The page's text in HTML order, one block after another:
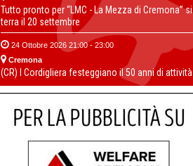
Tutto pronto per “LMC - La Mezza di Cremona” si
terra il 20 settembre
24 Ottobre 2026 21:00 - 23:00
Cremona
(CR) I Cordigliera festeggiano il 50 anni di attività